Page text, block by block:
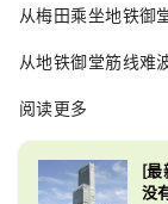
从梅田乘坐地铁御
从地铁御堂筋线难
阅读更多
[最
没